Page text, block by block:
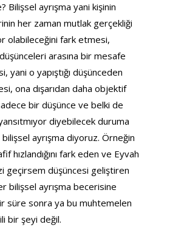
Bilişsel ayrışma yani kişinin
her zaman mutlak gerçekliği
olabileceğini fark etmesi,
arasına bir mesafe
yani o yapıştığı düşünceden
ona dışarıdan daha objektif
bir düşünce ve belki de
diyebilecek duruma
ayrışma diyoruz. Örneğin
hızlandığını fark eden ve Eyvah
geçirsem düşüncesi geliştiren
bilişsel ayrışma becerisine
süre sonra ya bu muhtemelen
bir şeyi değil.